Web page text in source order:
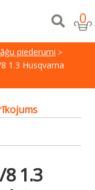
0
piederumi
1.3 Husqvarna
1.3